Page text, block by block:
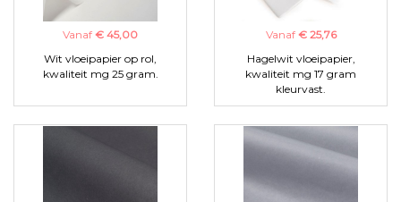
Vanaf € 45,00
Wit vloeipapier op rol,
kwaliteit mg 25 gram.
Vanaf € 25,76
Hagelwit vloeipapier,
kwaliteit mg 17 gram
kleurvast.